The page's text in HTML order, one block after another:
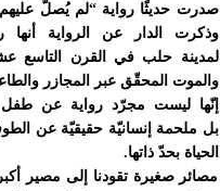
صدرت حديثًا رواية “لم يُصلّ
وذكرت الدار عن الرواية
لمدينة حلب في القرن التاسع
و الموت المحقّق عبر المجازر
إنّها ليست مجرّد رواية عن
بل ملحمة إنسانيّة حقيقيّة عن
الحياة بحدّ ذاتها.
مصائر صغيرة تقودنا إلى مصير